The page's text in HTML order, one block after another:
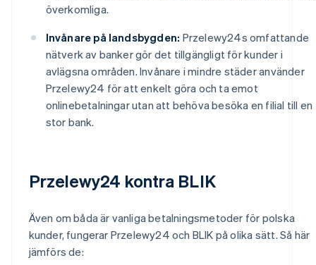
överkomliga.
Invånare på landsbygden: Przelewy24s omfattande
nätverk av banker gör det tillgängligt för kunder i
avlägsna områden. Invånare i mindre städer använder
Przelewy24 för att enkelt göra och ta emot
onlinebetalningar utan att behöva besöka en filial till en
stor bank.
Przelewy24 kontra BLIK
Även om båda är vanliga betalningsmetoder för polska
kunder, fungerar Przelewy24 och BLIK på olika sätt. Så här
jämförs de: